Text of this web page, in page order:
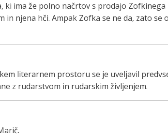
ki ima že polno načrtov s prodajo Zofkinega
njena hči. Ampak Zofka se ne da, zato se
literarnem prostoru se je uveljavil
z rudarstvom in rudarskim življenjem.